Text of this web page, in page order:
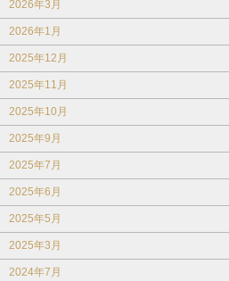
2026年3月
2026年1月
2025年12月
2025年11月
2025年10月
2025年9月
2025年7月
2025年6月
2025年5月
2025年3月
2024年7月